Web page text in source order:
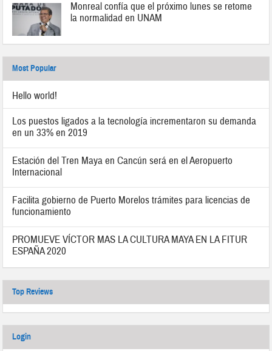
Monreal confía que el próximo lunes se retome
la normalidad en UNAM
Most Popular
Hello world!
Los puestos ligados a la tecnología incrementaron su demanda
en un 33% en 2019
Estación del Tren Maya en Cancún será en el Aeropuerto
Internacional
Facilita gobierno de Puerto Morelos trámites para licencias de
funcionamiento
PROMUEVE VÍCTOR MAS LA CULTURA MAYA EN LA FITUR
ESPAÑA 2020
Top Reviews
Login